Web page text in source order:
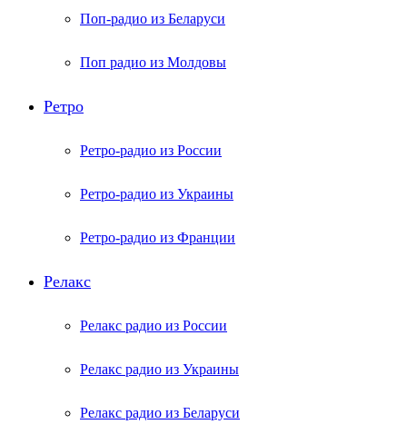
Поп-радио из Беларуси
Поп радио из Молдовы
Ретро
Ретро-радио из России
Ретро-радио из Украины
Ретро-радио из Франции
Релакс
Релакс радио из России
Релакс радио из Украины
Релакс радио из Беларуси